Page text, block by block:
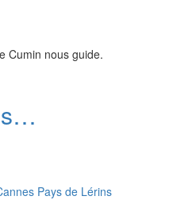
Cumin nous guide.
Pays de Lérins